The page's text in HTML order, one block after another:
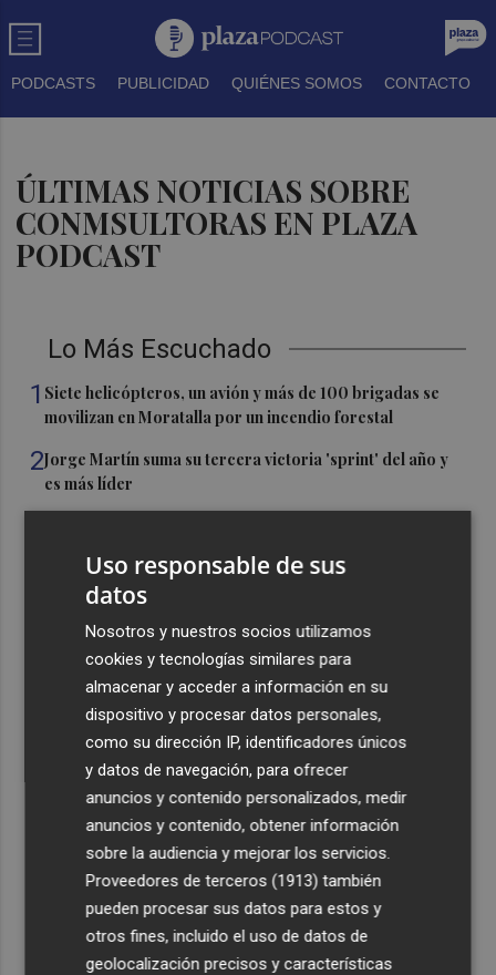
PODCASTS PUBLICIDAD QUIÉNES SOMOS CONTACTO
ÚLTIMAS NOTICIAS SOBRE
CONMSULTORAS EN PLAZA
PODCAST
Lo Más Escuchado
1 Siete helicópteros, un avión y más de 100 brigadas se
movilizan en Moratalla por un incendio forestal
2Jorge Martín suma su tercera victoria 'sprint' del año y
es más líder
del legado de Jaume I
Una gran cadena humana de cariño y reivindicación se
vuelve a abrazar en las playas por el Mar Menor
Recibe toda la actualidad de
Plaza Podcast en tu correo
Quiero suscribirme
Uso responsable de sus
datos
Nosotros y nuestros socios utilizamos
cookies y tecnologías similares para
almacenar y acceder a información en su
dispositivo y procesar datos personales,
como su dirección IP, identificadores únicos
y datos de navegación, para ofrecer
anuncios y contenido personalizados, medir
anuncios y contenido, obtener información
sobre la audiencia y mejorar los servicios.
Proveedores de terceros (1913) también
pueden procesar sus datos para estos y
otros fines, incluido el uso de datos de
geolocalización precisos y características